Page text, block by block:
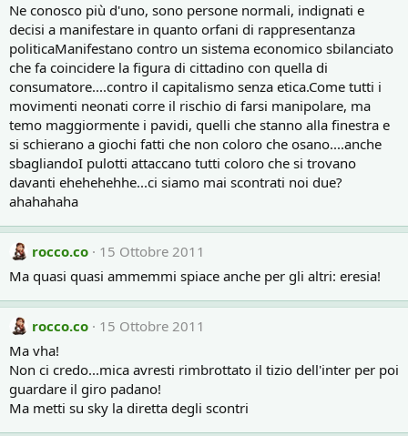
Ne conosco più d'uno, sono persone normali, indignati e
decisi a manifestare in quanto orfani di rappresentanza
politicaManifestano contro un sistema economico sbilanciato
che fa coincidere la figura di cittadino con quella di
consumatore....contro il capitalismo senza etica.Come tutti i
movimenti neonati corre il rischio di farsi manipolare, ma
temo maggiormente i pavidi, quelli che stanno alla finestra e
si schierano a giochi fatti che non coloro che osano....anche
sbagliandoI pulotti attaccano tutti coloro che si trovano
davanti ehehehehhe...ci siamo mai scontrati noi due?
ahahahaha
rocco.co
15 Ottobre 2011
Ma quasi quasi ammemmi spiace anche per gli altri: eresia!
rocco.co
15 Ottobre 2011
Ma vha!
Non ci credo...mica avresti rimbrottato il tizio dell'inter per poi
guardare il giro padano!
Ma metti su sky la diretta degli scontri